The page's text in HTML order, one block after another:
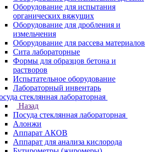
Оборудование для испытания
органических вяжущих
Оборудование для дробления и
измельчения
Оборудование для рассева материалов
Сита лабораторные
Формы для образцов бетона и
растворов
Испытательное оборудование
Лабораторный инвентарь
стеклянная лабораторная
Назад
Посуда стеклянная лабораторная
Алонжи
Аппарат АКОВ
Аппарат для анализа кислорода